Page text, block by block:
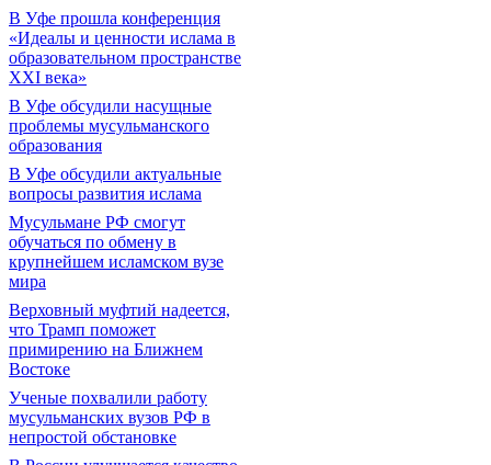
В Уфе прошла конференция
«Идеалы и ценности ислама в
образовательном пространстве
XXI века»
В Уфе обсудили насущные
проблемы мусульманского
образования
В Уфе обсудили актуальные
вопросы развития ислама
Мусульмане РФ смогут
обучаться по обмену в
крупнейшем исламском вузе
мира
Верховный муфтий надеется,
что Трамп поможет
примирению на Ближнем
Востоке
Ученые похвалили работу
мусульманских вузов РФ в
непростой обстановке